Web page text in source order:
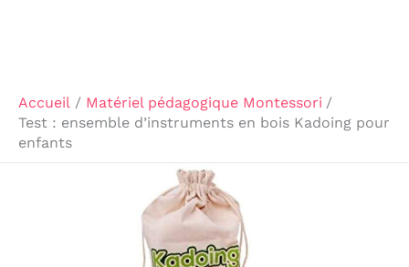
Accueil
Matériel pédagogique Montessori
Test : ensemble d’instruments en bois Kadoing pour
enfants